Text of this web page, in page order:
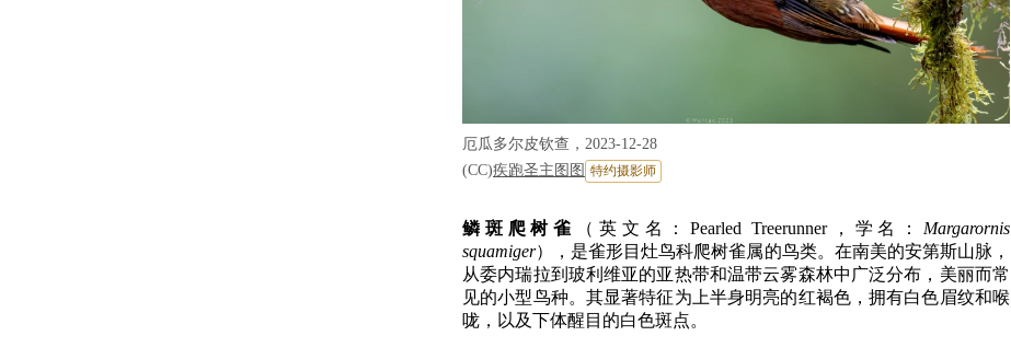
厄瓜多尔皮钦查，2023-12-28
(CC)疾跑圣主图图 特约摄影师
鳞斑爬树雀 （英文名：Pearled Treerunner，学名： Margarornis
squamiger），是雀形目灶鸟科爬树雀属的鸟类。在南美的安第斯山脉，
从委内瑞拉到玻利维亚的亚热带和温带云雾森林中广泛分布，美丽而常
见的小型鸟种。其显著特征为上半身明亮的红褐色，拥有白色眉纹和喉
咙，以及下体醒目的白色斑点。